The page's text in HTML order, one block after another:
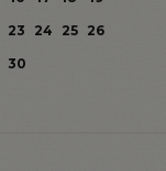
23 24 25
26
30